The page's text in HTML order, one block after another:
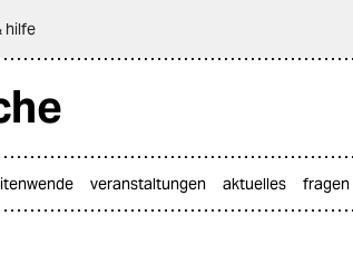
hilfe
veranstaltungen aktuelles fragen